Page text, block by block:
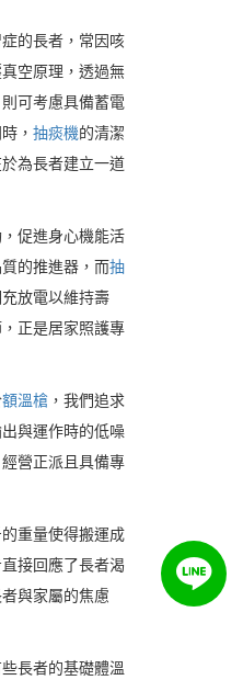
的長者，常因咳
空原理，透過無
可考慮具備蓄電
， 抽痰機的清潔
為長者建立一道
促進身心機能活
的推進器，而抽
放電以維持壽
正是居家照護專
額溫槍 ，我們追求
與運作時的低噪
營正派且具備專
重量使得搬運成
接回應了長者渴
與家屬的焦慮
長者的基礎體溫